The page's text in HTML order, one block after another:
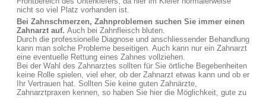
nicht so viel Platz vorhanden ist.
Bei Zahnschmerzen, Zahnproblemen suchen Sie immer einen
Zahnarzt auf. Auch bei Zahnfleisch bluten.
Durch die professionelle Diagnose und anschliessender Behandlung
kann man solche Probleme beseitigen. Auch kann nur ein Zahnarzt
eine eventuelle Rettung eines Zahnes vollziehen.
Bei der Wahl des Zahnarztes sollten für Sie örtliche Begebenheiten
keine Rolle spielen, viel eher, ob der Zahnarzt etwas kann und ob er
Ihr Vertrauen hat. Sollten Sie keine guten Zahnärzte,
Zahnarztpraxen kennen, so haben Sie hier die Möglichkeit, gute zu